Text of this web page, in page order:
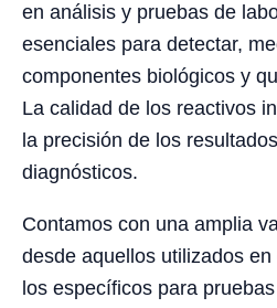
en análisis y pruebas de
esenciales para detectar,
componentes biológicos y
La calidad de los reactivos
la precisión de los
diagnósticos.
Contamos con una amplia
desde aquellos utilizados
los específicos para